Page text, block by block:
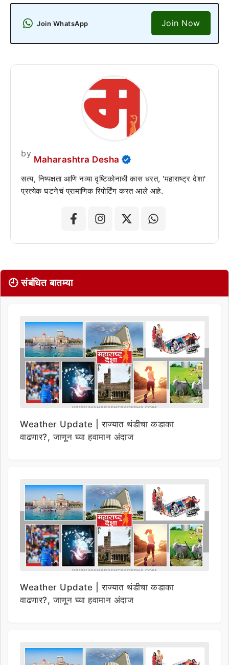
Join WhatsApp Join Now
by
Maharashtra Desha
सत्य, निष्पक्षता आणि नव्या दृष्टिकोनाची कास धरत, 'महाराष्ट्र देशा'
प्रत्येक घटनेचं प्रामाणिक रिपोर्टिंग करत आले आहे.
🕘 संबंधित बातम्या
Weather Update | राज्यात थंडीचा कडाका
वाढणार?, जाणून घ्या हवामान अंदाज
Weather Update | राज्यात थंडीचा कडाका
वाढणार?, जाणून घ्या हवामान अंदाज